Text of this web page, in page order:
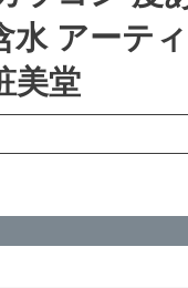
水 アーテ
美堂